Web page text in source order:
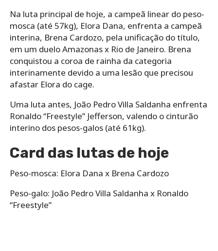
Na luta principal de hoje, a campeã linear do peso-
mosca (até 57kg), Elora Dana, enfrenta a campeã
interina, Brena Cardozo, pela unificação do título,
em um duelo Amazonas x Rio de Janeiro. Brena
conquistou a coroa de rainha da categoria
interinamente devido a uma lesão que precisou
afastar Elora do cage.
Uma luta antes, João Pedro Villa Saldanha enfrenta
Ronaldo “Freestyle” Jefferson, valendo o cinturão
interino dos pesos-galos (até 61kg).
Card das lutas de hoje
Peso-mosca: Elora Dana x Brena Cardozo
Peso-galo: João Pedro Villa Saldanha x Ronaldo
“Freestyle”